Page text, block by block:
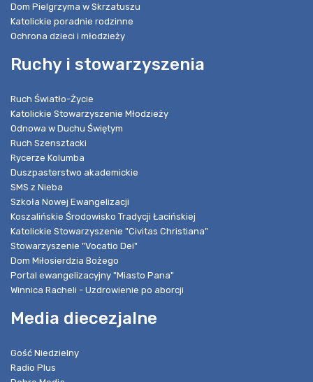
Dom Pielgrzyma w Skrzatuszu
Katolickie poradnie rodzinne
Ochrona dzieci i młodzieży
Ruchy i stowarzyszenia
Ruch Światło-Życie
Katolickie Stowarzyszenie Młodzieży
Odnowa w Duchu Świętym
Ruch Szensztacki
Rycerze Kolumba
Duszpasterstwo akademickie
SMS z Nieba
Szkoła Nowej Ewangelizacji
Koszalińskie Środowisko Tradycji Łacińskiej
Katolickie Stowarzyszenie "Civitas Christiana"
Stowarzyszenie "Vocatio Dei"
Dom Miłosierdzia Bożego
Portal ewangelizacyjny "Miasto Pana"
Winnica Racheli - Uzdrowienie po aborcji
Media diecezjalne
Gość Niedzielny
Radio Plus